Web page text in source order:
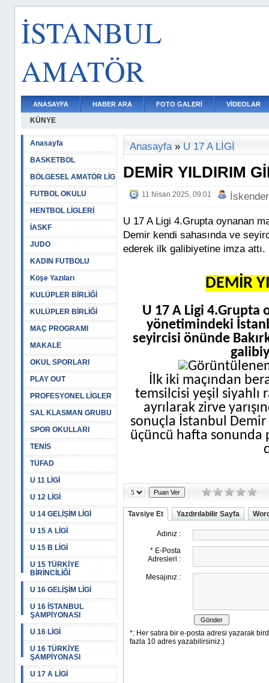
İSTANBUL
AMATÖR
ANASAYFA HABER ARA FOTO GALERİ VİDEOLAR
KÜNYE
Anasayfa
BASKETBOL
BÖLGESEL AMATÖR LİG
FUTBOL OKULU
HENTBOL LİGLERİ
İASKF
JUDO
KADIN FUTBOLU
Köşe Yazıları
KULÜPLER BİRLİĞİ
KULÜPLER BİRLİĞİ
MAÇ PROGRAMI
MAKALE
OKUL SPORLARI
PLAY OUT
PROFESYONEL LİGLER
SAL KLASMAN GRUBU
SPOR OKULLARI
TENİS
TÜFAD
U 11 LİGİ
U 12 LİGİ
U 14 GELİŞİM LİGİ
U 15 A LİGİ
U 15 B LİGİ
U 15 TÜRKİYE
BİRİNCİLİĞİ
U 16 GELİŞİM LİGİ
U 16 İSTANBUL
ŞAMPİYONASI
U 16 LİGİ
U 16 TÜRKİYE
ŞAMPİYONASI
U 17 A LİGİ
Anasayfa» U 17 A LİGİ
DEMİR YILDIRIM
11 Nisan 2025, 09:01
U 17 A Ligi 4.Grupta oynanan
Demir kendi sahasında ve
ederek ilk galibiyetine imza attı.
DEMİR
U 17 A Ligi 4.Grupta
yönetimindeki
seyircisi önünde
İlk iki maçından
temsilcisi yeşil siyahlı
ayrılarak zirve
sonuçla İstanbul Demir
üçüncü hafta sonunda
Tavsiye Et Yazdırılabilir Sayfa